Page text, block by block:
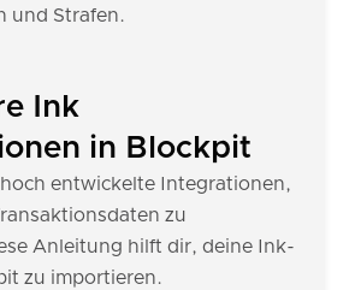
und Strafen.
Ink
in Blockpit
entwickelte Integrationen,
zu
Anleitung hilft dir, deine Ink-
zu importieren.